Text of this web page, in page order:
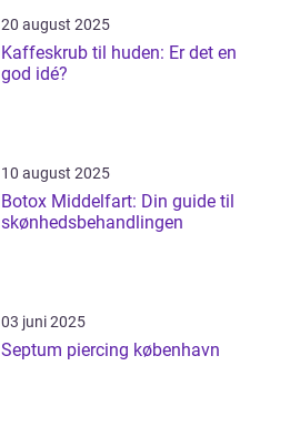
20 august 2025
Kaffeskrub til huden: Er det en
god idé?
10 august 2025
Botox Middelfart: Din guide til
skønhedsbehandlingen
03 juni 2025
Septum piercing københavn